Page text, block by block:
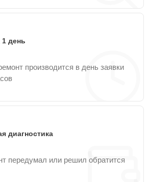
1 день
производится в день заявки
диагностика
передумал или решил обратится